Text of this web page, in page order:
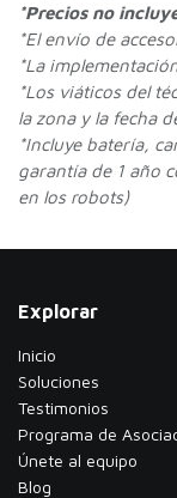
*Precios no
*El envío de
*La
*Los viáticos del
la zona y la fecha
*Incluye batería,
garantía de 1 año
en los robots)
Explorar
Inicio
Soluciones
Testimonios
​Programa de
Únete al equipo
Blog